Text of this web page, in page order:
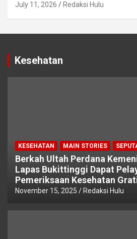
July 11, 2026 Redaksi Hulu
Kesehatan
KESEHATAN MAIN STORIES
Berkah Ultah Perdana
Lapas Bukittinggi Dapat
Pemeriksaan Kesehatan
November 15, 2025 Redaksi Hulu